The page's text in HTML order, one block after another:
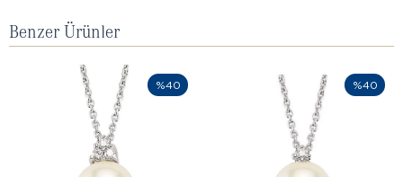
Benzer Ürünler
%40 %40